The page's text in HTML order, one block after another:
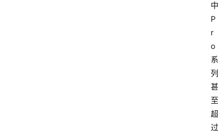
中
P
r
o
系
列
甚
至
超
过